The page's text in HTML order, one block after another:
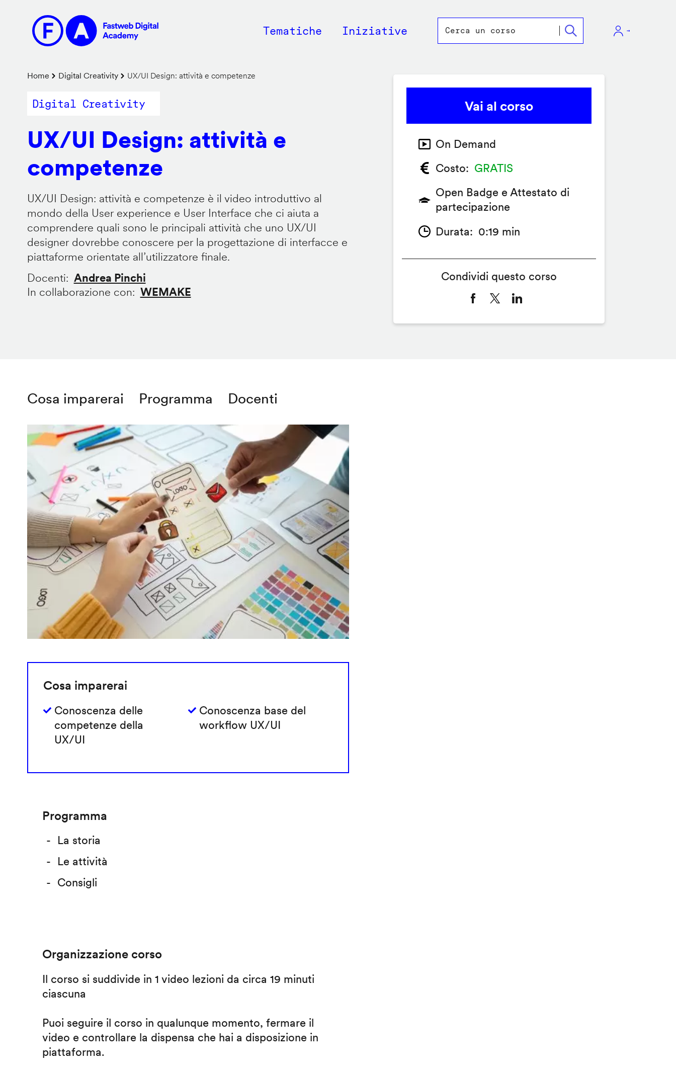
contenuto
principale
Main
Tematiche Iniziative
Briciole
di
Home Digital Creativity UX/UI Design: attività e competenze
Digital Creativity
UX/UI Design: attività e
competenze
UX/UI Design: attività e competenze è il video introduttivo al
mondo della User experience e User Interface che ci aiuta a
comprendere quali sono le principali attività che uno UX/UI
designer dovrebbe conoscere per la progettazione di interfacce e
piattaforme orientate all’utilizzatore finale.
Docenti
Andrea Pinchi
In collaborazione con
WEMAKE
Cosa imparerai Programma Docenti
Cosa imparerai
Conoscenza delle
competenze della
UX/UI
Conoscenza base del
workflow UX/UI
Programma
La storia
Le attività
Consigli
Organizzazione corso
Il corso si suddivide in 1 video lezioni da circa 19 minuti
ciascuna
Puoi seguire il corso in qualunque momento, fermare il
video e controllare la dispensa che hai a disposizione in
piattaforma.
Vai al corso
On Demand
Costo
GRATIS
Open Badge e Attestato di
partecipazione
Durata
0:19 min
Condividi questo corso